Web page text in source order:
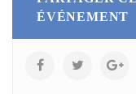
ÉVÉNEMENT